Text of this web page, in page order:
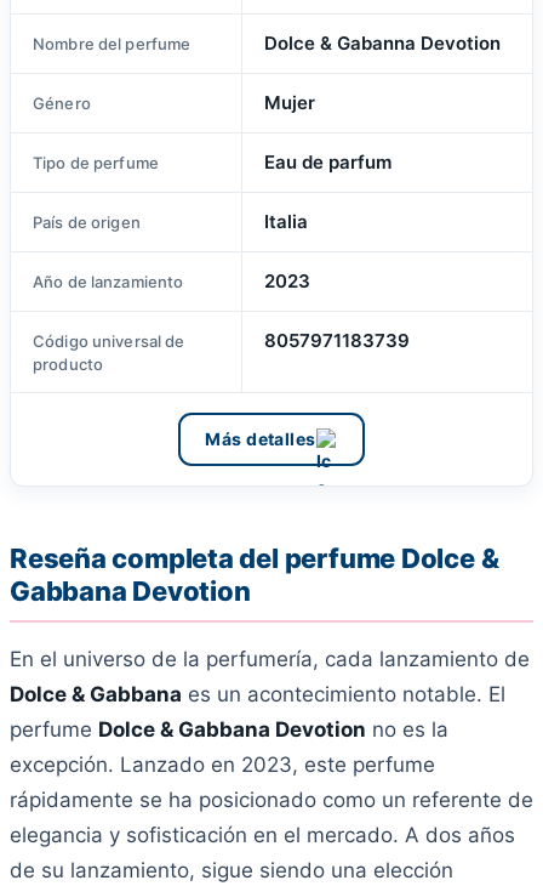
Nombre del perfume Dolce & Gabanna Devotion
Género Mujer
Tipo de perfume Eau de parfum
País de origen Italia
Año de lanzamiento 2023
Código universal de
producto
8057971183739
Más detalles
Reseña completa del perfume Dolce &
Gabbana Devotion
En el universo de la perfumería, cada lanzamiento de
Dolce & Gabbana es un acontecimiento notable. El
perfume Dolce & Gabbana Devotion no es la
excepción. Lanzado en 2023, este perfume
rápidamente se ha posicionado como un referente de
elegancia y sofisticación en el mercado. A dos años
de su lanzamiento, sigue siendo una elección